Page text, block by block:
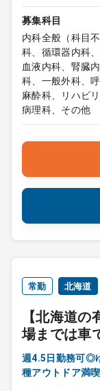
募集科目
内科全般（科目
科、循環器内科
血液内科、腎臓
科、一般外科、
麻酔科、リハビ
病理科、その他
常勤 北海道
【北海道
場までは車
週4.5日勤務可◎
種アウトドア満